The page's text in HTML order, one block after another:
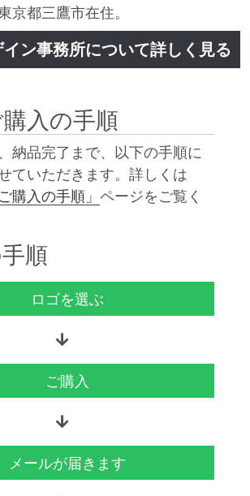
京都三鷹市在住。
ン事務所について詳しく見る
入の手順
納品完了まで、以下の手順に
ていただきます。詳しくは
購入の手順」ページをご覧く
順
ロゴを選ぶ
ご購入
メールが届きます